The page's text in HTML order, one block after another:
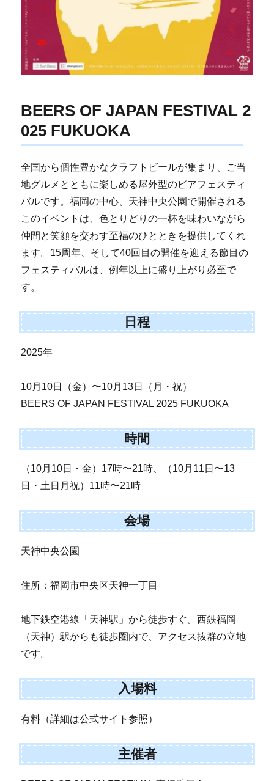
BEERS OF JAPAN FESTIVAL 2
025 FUKUOKA
全国から個性豊かなクラフトビールが集まり、ご当
地グルメとともに楽しめる屋外型のビアフェスティ
バルです。福岡の中心、天神中央公園で開催される
このイベントは、色とりどりの一杯を味わいながら
仲間と笑顔を交わす至福のひとときを提供してくれ
ます。15周年、そして40回目の開催を迎える節目の
フェスティバルは、例年以上に盛り上がり必至で
す。
日程
2025年
10月10日（金）〜10月13日（月・祝）
BEERS OF JAPAN FESTIVAL 2025 FUKUOKA
時間
（10月10日・金）17時〜21時、（10月11日〜13
日・土日月祝）11時〜21時
会場
天神中央公園
住所：福岡市中央区天神一丁目
地下鉄空港線「天神駅」から徒歩すぐ。西鉄福岡
（天神）駅からも徒歩圏内で、アクセス抜群の立地
です。
入場料
有料（詳細は公式サイト参照）
主催者